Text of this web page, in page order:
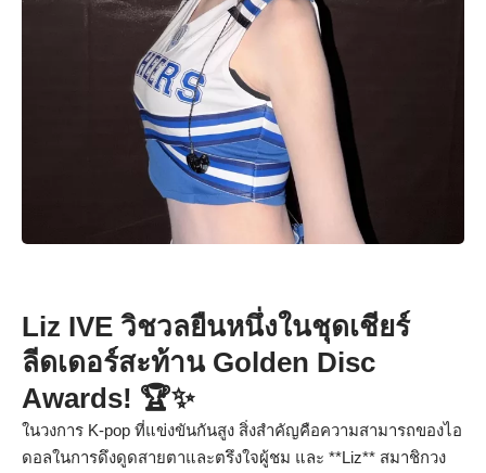
Liz IVE วิชวลยืนหนึ่งในชุดเชียร์
ลีดเดอร์สะท้าน Golden Disc
Awards! 🏆✨
ในวงการ K-pop ที่แข่งขันกันสูง สิ่งสำคัญคือความสามารถของไอ
ดอลในการดึงดูดสายตาและตรึงใจผู้ชม และ **Liz** สมาชิกวง